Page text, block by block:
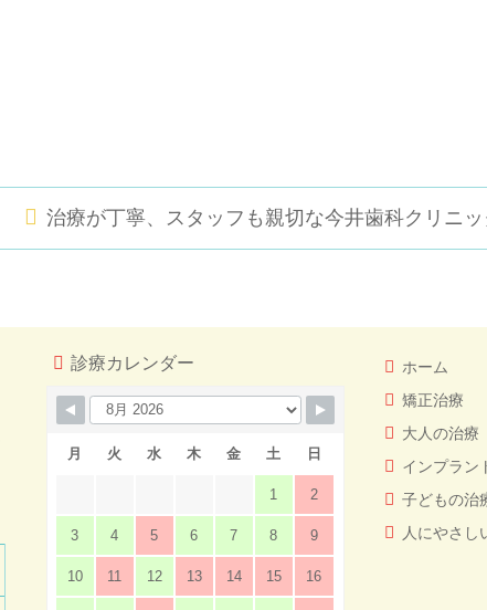
治療が丁寧、スタッフも親切な今井歯科クリニ
診療カレンダー
月 火 水 木 金 土 日
1 2
3 4 5 6 7 8 9
10 11 12 13 14 15 16
ホーム
矯正治療
大人の治療
インプラント治療か入れ歯
子どもの治
人にやさし